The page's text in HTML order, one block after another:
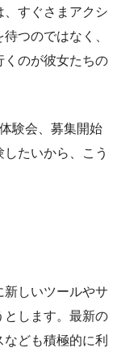
すぐさまアクシ
つのではなく、
くのが彼女たちの
験会、募集開始
たいから、こう
しいツールやサ
とします。最新の
ども積極的に利